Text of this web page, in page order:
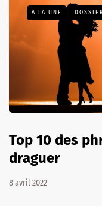
A LA UNE
Top 10 des
draguer
8 avril 2022